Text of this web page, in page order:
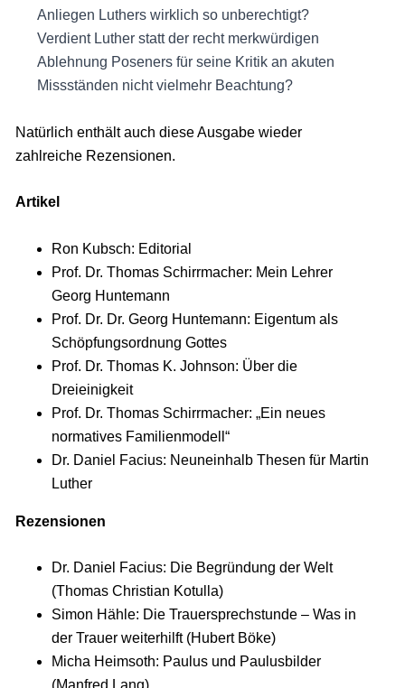
Anliegen Luthers wirklich so unberechtigt?
Verdient Luther statt der recht merkwürdigen
Ablehnung Poseners für seine Kritik an akuten
Missständen nicht vielmehr Beachtung?
Natürlich enthält auch diese Ausgabe wieder
zahlreiche Rezensionen.
Artikel
Ron Kubsch: Editorial
Prof. Dr. Thomas Schirrmacher: Mein Lehrer
Georg Huntemann
Prof. Dr. Dr. Georg Huntemann: Eigentum als
Schöpfungsordnung Gottes
Prof. Dr. Thomas K. Johnson: Über die
Dreieinigkeit
Prof. Dr. Thomas Schirrmacher: „Ein neues
normatives Familienmodell“
Dr. Daniel Facius: Neuneinhalb Thesen für Martin
Luther
Rezensionen
Dr. Daniel Facius: Die Begründung der Welt
(Thomas Christian Kotulla)
Simon Hähle: Die Trauersprechstunde – Was in
der Trauer weiterhilft (Hubert Böke)
Micha Heimsoth: Paulus und Paulusbilder